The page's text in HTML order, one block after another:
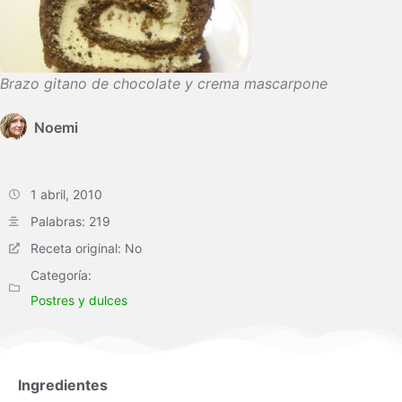
Brazo gitano de chocolate y crema mascarpone
Noemi
1 abril, 2010
Palabras: 219
Receta original: No
Categoría:
Postres y dulces
Ingredientes